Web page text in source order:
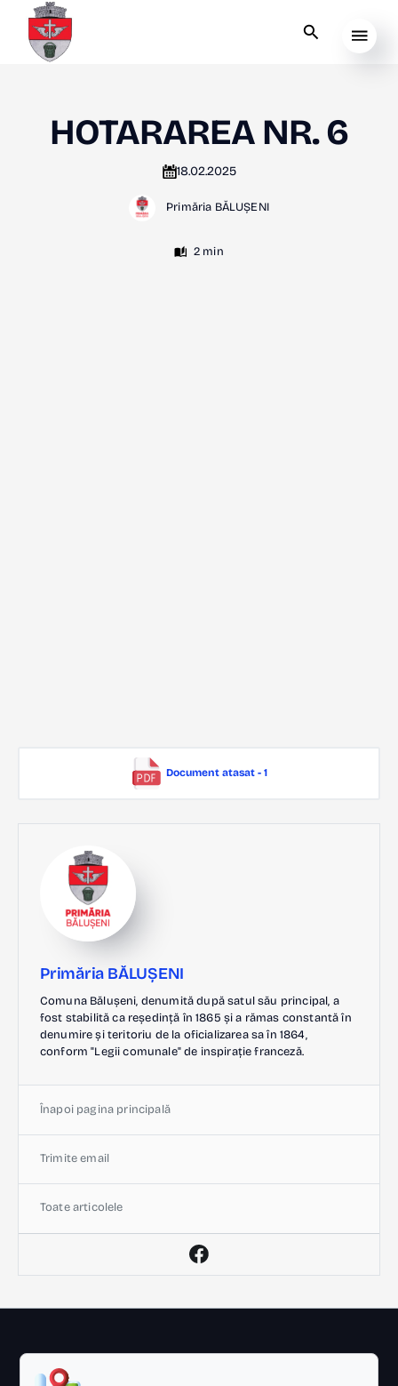
HOTARAREA NR. 6
18.02.2025
Primăria BĂLUȘENI
2 min
Document atasat - 1
Primăria BĂLUȘENI
Comuna Bălușeni, denumită după satul său principal, a
fost stabilită ca reședință în 1865 și a rămas constantă în
denumire și teritoriu de la oficializarea sa în 1864,
conform "Legii comunale" de inspirație franceză.
Înapoi pagina principală
Trimite email
Toate articolele